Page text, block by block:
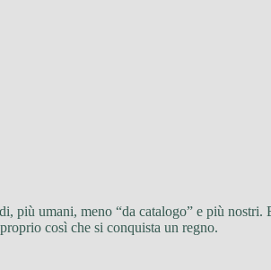
umani, meno “da catalogo” e più nostri.
così che si conquista un regno.